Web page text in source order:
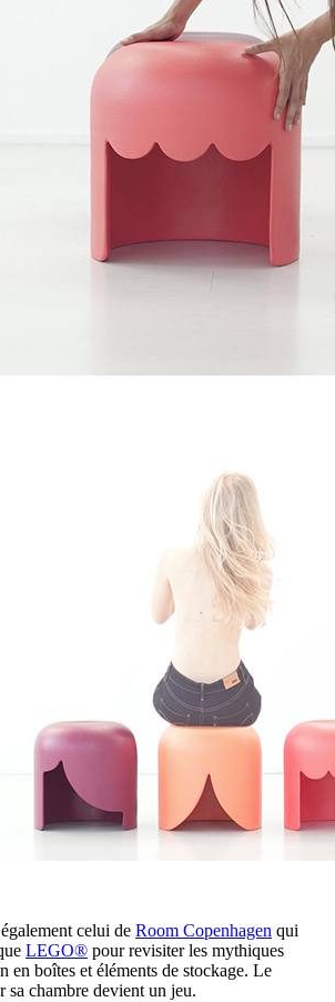
celui de Room Copenhagen qui
LEGO® pour revisiter les mythiques
en boîtes et éléments de stockage. Le
sa chambre devient un jeu.